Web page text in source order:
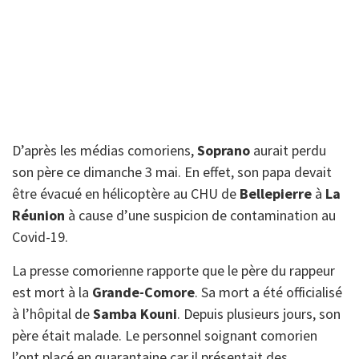
D’après les médias comoriens,Soprano aurait perdu
son père ce dimanche 3 mai. En effet, son papa devait
être évacué en hélicoptère au CHU de Bellepierre à La
Réunion à cause d’une suspicion de contamination au
Covid-19.
La presse comorienne rapporte que le père du rappeur
est mort à la Grande-Comore. Sa mort a été officialisé
à l’hôpital deSamba Kouni. Depuis plusieurs jours, son
père était malade. Le personnel soignant comorien